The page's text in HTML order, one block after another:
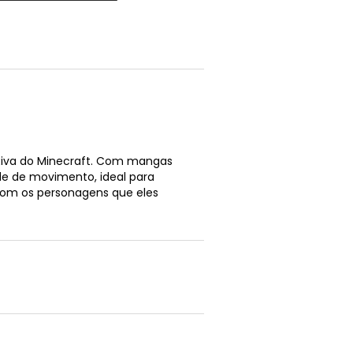
do Minecraft. Com mangas
de movimento, ideal para
os personagens que eles